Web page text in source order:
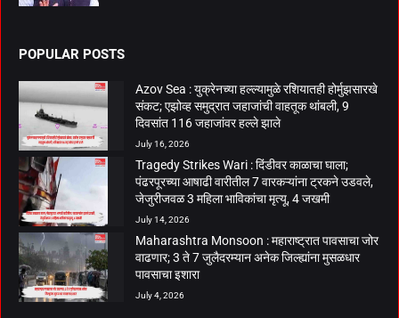
POPULAR POSTS
Azov Sea : युक्रेनच्या हल्ल्यामुळे रशियातही होर्मुझसारखे
संकट; एझोव्ह समुद्रात जहाजांची वाहतूक थांबली, 9
दिवसांत 116 जहाजांवर हल्ले झाले
July 16, 2026
Tragedy Strikes Wari : दिंडीवर काळाचा घाला;
पंढरपूरच्या आषाढी वारीतील 7 वारकऱ्यांना ट्रकने उडवले,
जेजुरीजवळ 3 महिला भाविकांचा मृत्यू, 4 जखमी
July 14, 2026
Maharashtra Monsoon : महाराष्ट्रात पावसाचा जोर
वाढणार; 3 ते 7 जुलैदरम्यान अनेक जिल्ह्यांना मुसळधार
पावसाचा इशारा
July 4, 2026